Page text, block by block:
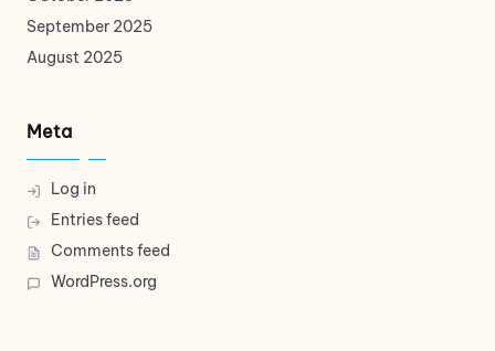
September 2025
August 2025
Meta
Log in
Entries feed
Comments feed
WordPress.org